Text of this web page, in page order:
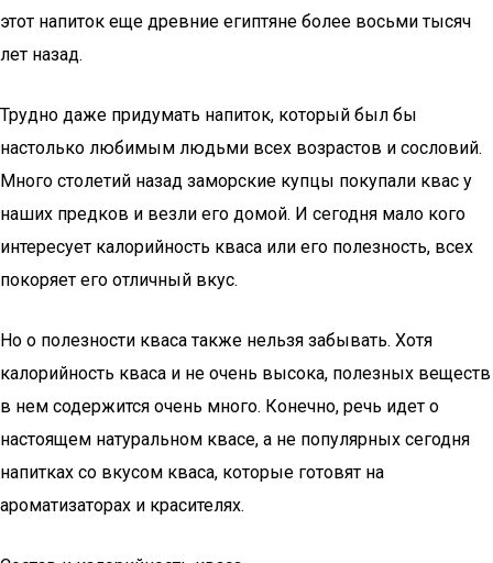
этот напиток еще древние египтяне более восьми тысяч
лет назад.
Трудно даже придумать напиток, который был бы
настолько любимым людьми всех возрастов и сословий.
Много столетий назад заморские купцы покупали квас у
наших предков и везли его домой. И сегодня мало кого
интересует калорийность кваса или его полезность, всех
покоряет его отличный вкус.
Но о полезности кваса также нельзя забывать. Хотя
калорийность кваса и не очень высока, полезных веществ
в нем содержится очень много. Конечно, речь идет о
настоящем натуральном квасе, а не популярных сегодня
напитках со вкусом кваса, которые готовят на
ароматизаторах и красителях.